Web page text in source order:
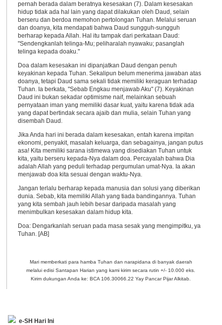
pernah berada dalam beratnya kesesakan (7). Dalam kesesakan
hidup tidak ada hal lain yang dapat dilakukan oleh Daud, selain
berseru dan berdoa memohon pertolongan Tuhan. Melalui seruan
dan doanya, kita mendapati bahwa Daud sungguh-sungguh
berharap kepada Allah. Hal itu tampak dari perkataan Daud:
"Sendengkanlah telinga-Mu; peliharalah nyawaku; pasanglah
telinga kepada doaku."
Doa dalam kesesakan ini dipanjatkan Daud dengan penuh
keyakinan kepada Tuhan. Sekalipun belum menerima jawaban atas
doanya, tetapi Daud sama sekali tidak memiliki keraguan terhadap
Tuhan. Ia berkata, "Sebab Engkau menjawab Aku" (7). Keyakinan
Daud ini bukan sekadar optimisme naif, melainkan sebuah
pernyataan iman yang memiliki dasar kuat, yaitu karena tidak ada
yang dapat bertindak secara ajaib dan mulia, selain Tuhan yang
disembah Daud.
Jika Anda hari ini berada dalam kesesakan, entah karena impitan
ekonomi, penyakit, masalah keluarga, dan sebagainya, jangan putus
asa! Kita memiliki sarana istimewa yang disediakan Tuhan untuk
kita, yaitu berseru kepada-Nya dalam doa. Percayalah bahwa Dia
adalah Allah yang peduli terhadap pergumulan umat-Nya. Ia akan
menjawab doa kita sesuai dengan waktu-Nya.
Jangan terlalu berharap kepada manusia dan solusi yang diberikan
dunia. Sebab, kita memiliki Allah yang tiada bandingannya. Tuhan
yang kita sembah jauh lebih besar daripada masalah yang
menimbulkan kesesakan dalam hidup kita.
Doa: Dengarkanlah seruan pada masa sesak yang mengimpitku, ya
Tuhan. [AB]
Mari memberkati para hamba Tuhan dan narapidana di banyak daerah
melalui edisi Santapan Harian yang kami kirim secara rutin +/- 10.000 eks.
Kirim dukungan Anda ke: BCA 106.30066.22 Yay Pancar Pijar Alkitab.
e-SH Hari Ini